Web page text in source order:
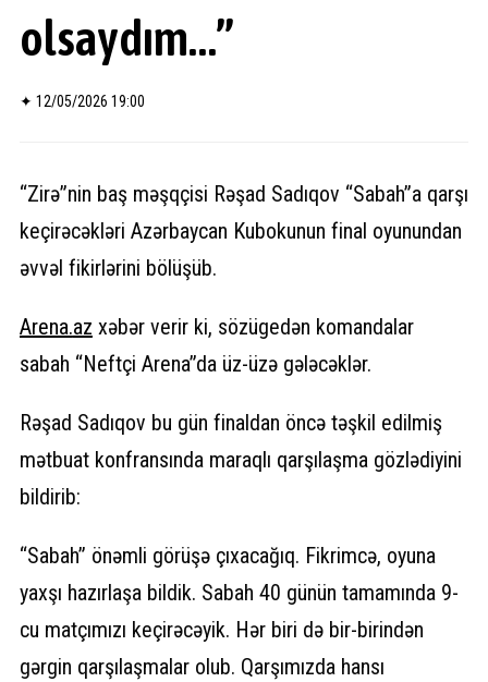
olsaydım…”
✦ 12/05/2026 19:00
“Zirə”nin baş məşqçisi Rəşad Sadıqov “Sabah”a qarşı
keçirəcəkləri Azərbaycan Kubokunun final oyunundan
əvvəl fikirlərini bölüşüb.
Arena.az xəbər verir ki, sözügedən komandalar
sabah “Neftçi Arena”da üz-üzə gələcəklər.
Rəşad Sadıqov bu gün finaldan öncə təşkil edilmiş
mətbuat konfransında maraqlı qarşılaşma gözlədiyini
bildirib:
“Sabah” önəmli görüşə çıxacağıq. Fikrimcə, oyuna
yaxşı hazırlaşa bildik. Sabah 40 günün tamamında 9-
cu matçımızı keçirəcəyik. Hər biri də bir-birindən
gərgin qarşılaşmalar olub. Qarşımızda hansı